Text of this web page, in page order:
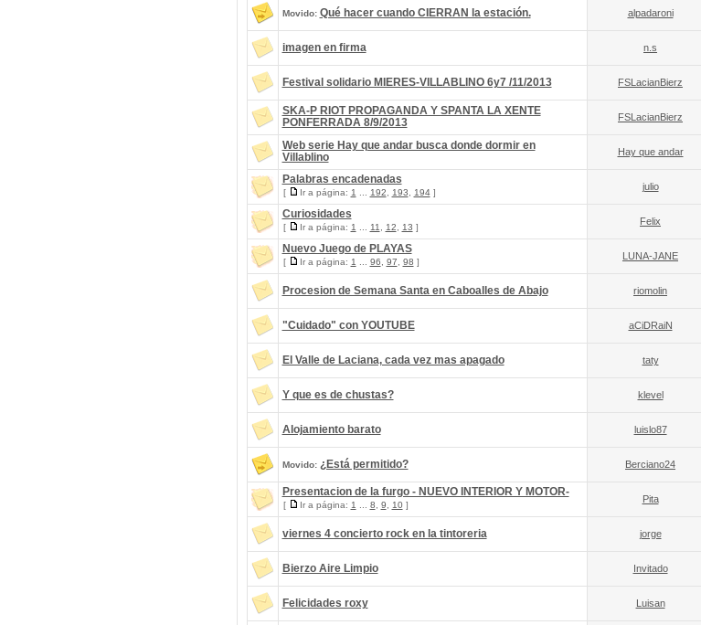
Movido: Qué hacer cuando CIERRAN la estación. alpadaroni
imagen en firma n.s
Festival solidario MIERES-VILLABLINO 6y7 /11/2013 FSLacianBierz
SKA-P RIOT PROPAGANDA Y SPANTA LA XENTE
PONFERRADA 8/9/2013
FSLacianBierz
Web serie Hay que andar busca donde dormir en
Villablino
Hay que andar
Palabras encadenadas
[ Ir a página: 1 192 193 194]
julio
Curiosidades
[ Ir a página: 1 11 12 13 ]
Felix
Nuevo Juego de PLAYAS
[ Ir a página: 1 96 97 98 ]
LUNA-JANE
Procesion de Semana Santa en Caboalles de Abajo riomolin
"Cuidado" con YOUTUBE aCiDRaiN
El Valle de Laciana, cada vez mas apagado taty
Y que es de chustas? klevel
Alojamiento barato luislo87
Movido: ¿Está permitido? Berciano24
Presentacion de la furgo - NUEVO INTERIOR Y MOTOR-
[ Ir a página: 1 8 9 10]
Pita
viernes 4 concierto rock en la tintoreria jorge
Bierzo Aire Limpio Invitado
Felicidades roxy Luisan